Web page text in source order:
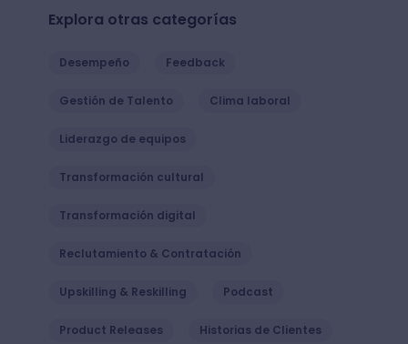
Explora otras categorías
Desempeño Feedback
Gestión de Talento Clima laboral
Liderazgo de equipos
Transformación cultural
Transformación digital
Reclutamiento & Contratación
Upskilling & Reskilling Podcast
Product Releases Historias de Clientes